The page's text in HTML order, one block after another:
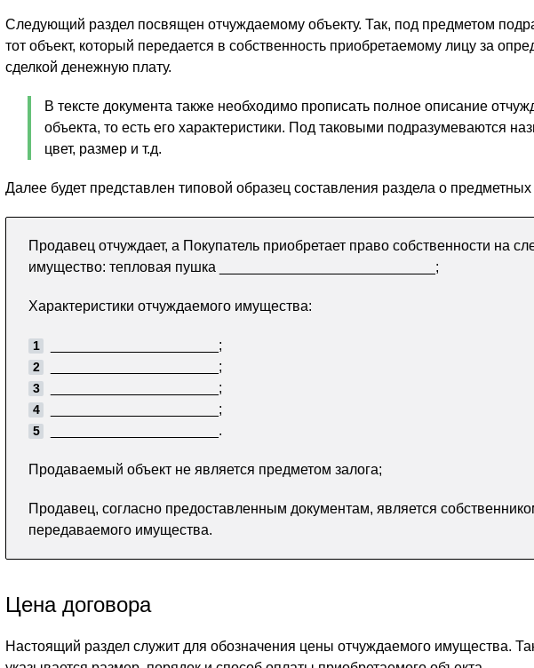
Следующий раздел посвящен отчуждаемому объекту. Так, под предметом
тот объект, который передается в собственность приобретаемому лицу за
сделкой денежную плату.
В тексте документа также необходимо прописать полное описание
объекта, то есть его характеристики. Под таковыми подразумеваются
цвет, размер и т.д.
Далее будет представлен типовой образец составления раздела о
Продавец отчуждает, а Покупатель приобретает право собственности на
имущество: тепловая пушка ___________________________;
Характеристики отчуждаемого имущества:
_____________________;
_____________________;
_____________________;
_____________________;
_____________________.
Продаваемый объект не является предметом залога;
Продавец, согласно предоставленным документам, является
передаваемого имущества.
Цена договора
Настоящий раздел служит для обозначения цены отчуждаемого имущества.